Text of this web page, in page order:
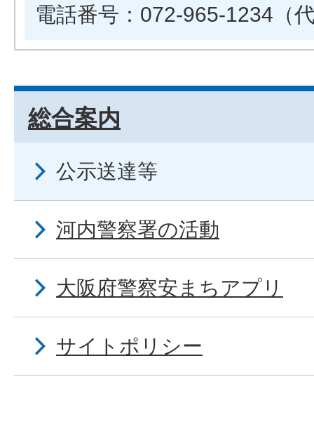
電話番号：072-965-1234（
総合案内
公示送達等
河内警察署の活動
大阪府警察安まちアプリ
サイトポリシー